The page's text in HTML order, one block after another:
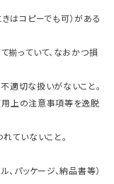
はコピーでも可）がある
揃っていて、なおかつ損
適切な扱いがないこと。
用上の注意事項等を逸脱
ていないこと。
、パッケージ、納品書等）